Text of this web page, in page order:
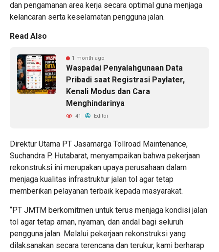
dan pengamanan area kerja secara optimal guna menjaga
kelancaran serta keselamatan pengguna jalan.
Read Also
1 month ago
Waspadai Penyalahgunaan Data
Pribadi saat Registrasi Paylater,
Kenali Modus dan Cara
Menghindarinya
41 Editor
Direktur Utama PT Jasamarga Tollroad Maintenance,
Suchandra P. Hutabarat, menyampaikan bahwa pekerjaan
rekonstruksi ini merupakan upaya perusahaan dalam
menjaga kualitas infrastruktur jalan tol agar tetap
memberikan pelayanan terbaik kepada masyarakat.
“PT JMTM berkomitmen untuk terus menjaga kondisi jalan
tol agar tetap aman, nyaman, dan andal bagi seluruh
pengguna jalan. Melalui pekerjaan rekonstruksi yang
dilaksanakan secara terencana dan terukur, kami berharap